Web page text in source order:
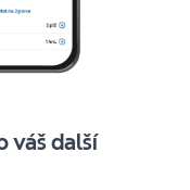
váš další